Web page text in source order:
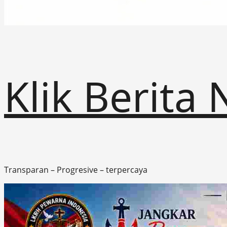
Klik Berita
Transparan – Progresive – terpercaya